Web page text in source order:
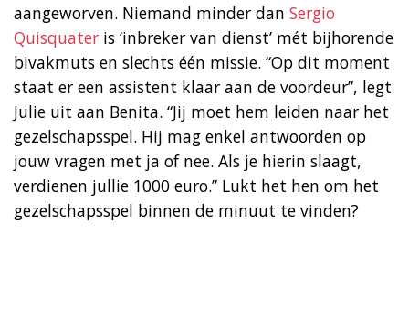
aangeworven. Niemand minder dan Sergio
Quisquater is ‘inbreker van dienst’ mét bijhorende
bivakmuts en slechts één missie. “Op dit moment
staat er een assistent klaar aan de voordeur”, legt
Julie uit aan Benita. “Jij moet hem leiden naar het
gezelschapsspel. Hij mag enkel antwoorden op
jouw vragen met ja of nee. Als je hierin slaagt,
verdienen jullie 1000 euro.” Lukt het hen om het
gezelschapsspel binnen de minuut te vinden?